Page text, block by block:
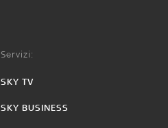
Servizi:
SKY TV
SKY BUSINESS